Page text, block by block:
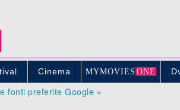
Cinema MYMOVIE S ONE
fonti preferite Google »